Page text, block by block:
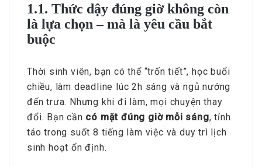
1.1. Thức dậy đúng giờ không còn
là lựa chọn – mà là yêu cầu bắt
buộc
Thời sinh viên, bạn có thể “trốn tiết”, học buổi
chiều, làm deadline lúc 2h sáng và ngủ nướng
đến trưa. Nhưng khi đi làm, mọi chuyện thay
đổi. Bạn cần có mặt đúng giờ mỗi sáng, tỉnh
táo trong suốt 8 tiếng làm việc và duy trì lịch
sinh hoạt ổn định.